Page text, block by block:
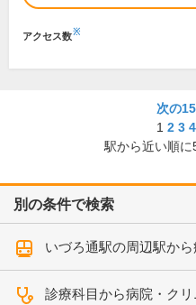
アクセス数※
次の
1 2 3 4
駅から近い順に
別の条件で検索
いづろ通駅の周辺駅か
診療科目から病院・ク